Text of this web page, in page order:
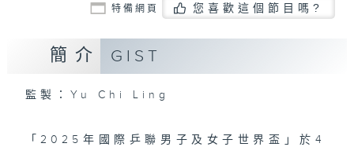
特備網頁 您喜歡這個節目嗎?
簡介 GIST
監製：Yu Chi Ling
「2025年國際乒聯男子及女子世界盃」於4